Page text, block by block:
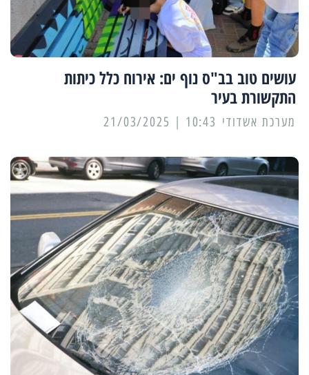
עושים טוב בב"ס נוף ים: אירוח כלל כיתות
התקשורת בעיר
מערכת אשדודי 10:43 | 21/03/2025